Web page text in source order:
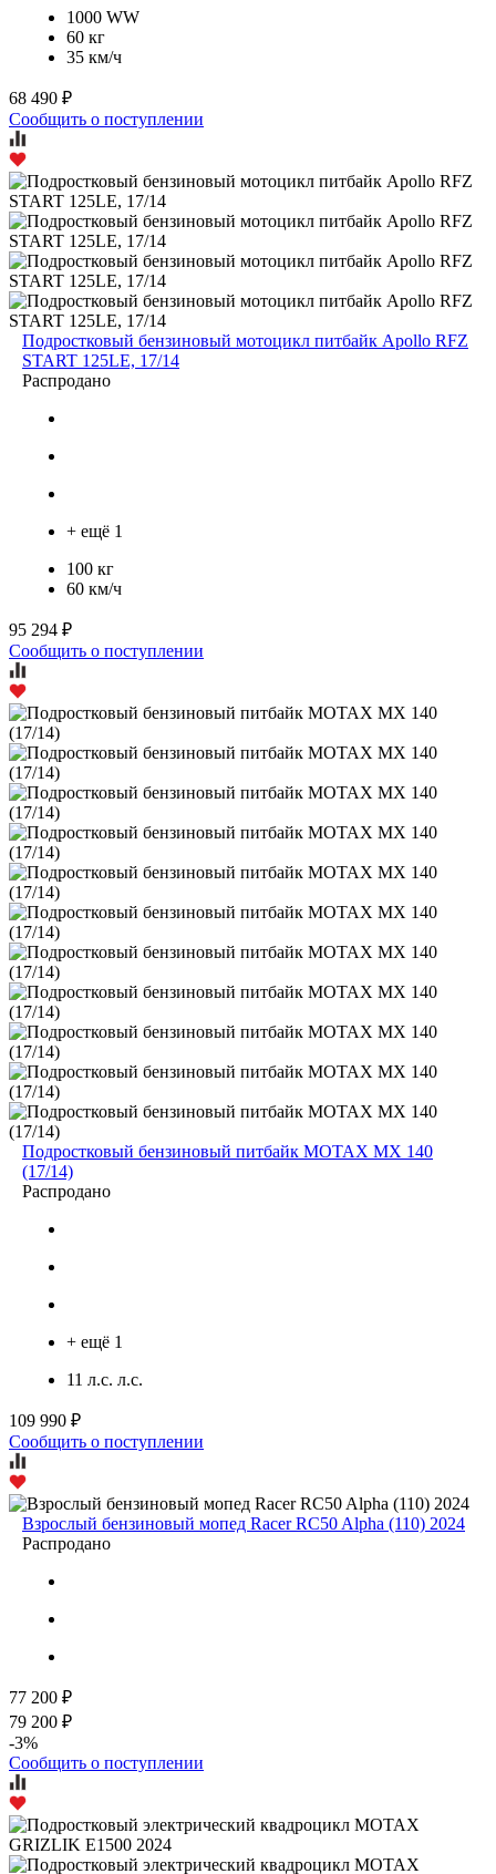
1000 WW
60 кг
35 км/ч
68 490 ₽
Сообщить о поступлении
Подростковый бензиновый мотоцикл питбайк Apollo RFZ
START 125LE, 17/14
Распродано
+ ещё 1
100 кг
60 км/ч
95 294 ₽
Сообщить о поступлении
Подростковый бензиновый питбайк MOTAX MX 140
(17/14)
Распродано
+ ещё 1
11 л.с. л.с.
109 990 ₽
Сообщить о поступлении
Взрослый бензиновый мопед Racer RC50 Alpha (110) 2024
Распродано
77 200 ₽
79 200 ₽
-3%
Сообщить о поступлении